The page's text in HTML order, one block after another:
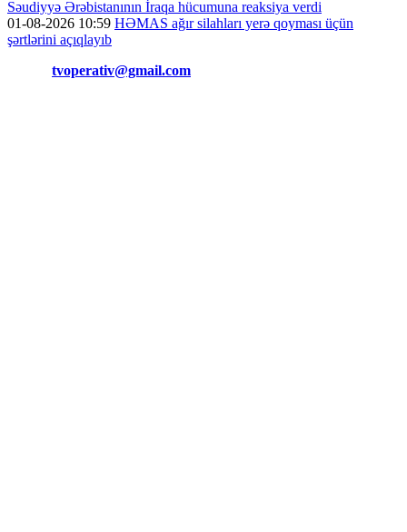
Səudiyyə Ərəbistanının İraqa hücumuna reaksiya verdi
01-08-2026 10:59 HƏMAS ağır silahları yerə qoyması üçün
şərtlərini açıqlayıb
tvoperativ@gmail.com